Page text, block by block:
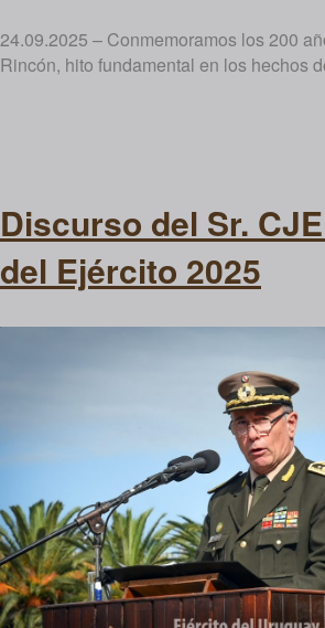
24.09.2025 – Conmemoramos los 200
Rincón, hito fundamental en los hechos
Discurso del Sr.
del Ejército 2025